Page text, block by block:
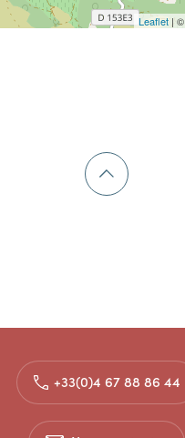
Leaflet | ©
+33(0)4 67 88 86 44